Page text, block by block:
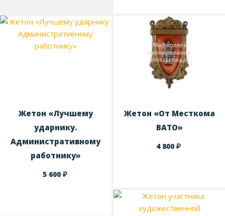
Жетон «Лучшему
ударнику.
Административному
работнику»
5 600 ₽
Жетон «От Месткома
ВАТО»
4 800₽